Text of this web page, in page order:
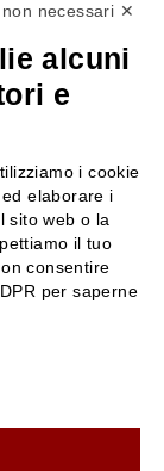
necessari ✕
alcuni
e
i cookie
elaborare i
sito web o la
il tuo
consentire
per saperne